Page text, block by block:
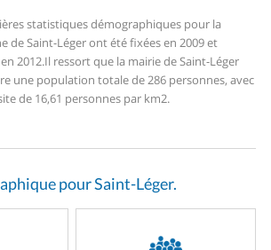
statistiques démographiques pour la
de Saint-Léger ont été fixées en 2009 et
2012.Il ressort que la mairie de Saint-Léger
une population totale de 286 personnes, avec
de 16,61 personnes par km2.
pour Saint-Léger.